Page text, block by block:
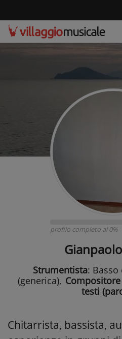
profilo completo al 0%
Strumentista: Basso
(generica),
testi
Chitarrista, bassista,